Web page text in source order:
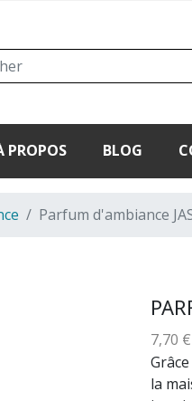
PROPOS BLOG
Parfum d'ambiance
7,70 €
la